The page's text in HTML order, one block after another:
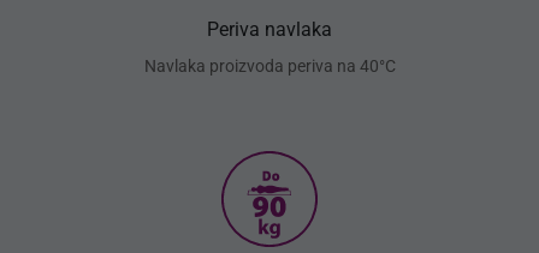
Periva navlaka
Navlaka proizvoda periva na 40°C